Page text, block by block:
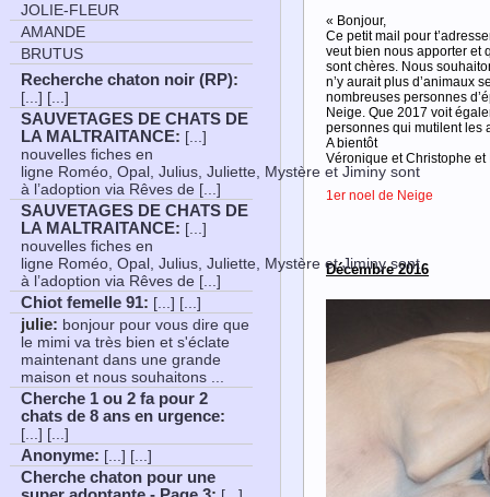
« Bonjour,
Ce petit mail pour
veut bien nous apporter et
sont chères. Nous
n’y aurait plus d’animaux
nombreuses personnes
Neige. Que 2017 voit
personnes qui mutilent les
A bientôt
Véronique et Christophe
1er noel de Neige
Décembre 2016
JOLIE-FLEUR
AMANDE
BRUTUS
Recherche chaton noir (RP):
[...] [...]
SAUVETAGES DE CHATS DE
LA MALTRAITANCE: [...]
nouvelles fiches en
ligne Roméo, Opal, Julius, Juliette, Mystère et Jiminy sont
à l’adoption via Rêves de [...]
SAUVETAGES DE CHATS DE
LA MALTRAITANCE: [...]
nouvelles fiches en
ligne Roméo, Opal, Julius, Juliette, Mystère et Jiminy sont
à l’adoption via Rêves de [...]
Chiot femelle 91: [...] [...]
julie: bonjour pour vous dire que
le mimi va très bien et s'éclate
maintenant dans une grande
maison et nous souhaitons ...
Cherche 1 ou 2 fa pour 2
chats de 8 ans en urgence:
[...] [...]
Anonyme: [...] [...]
Cherche chaton pour une